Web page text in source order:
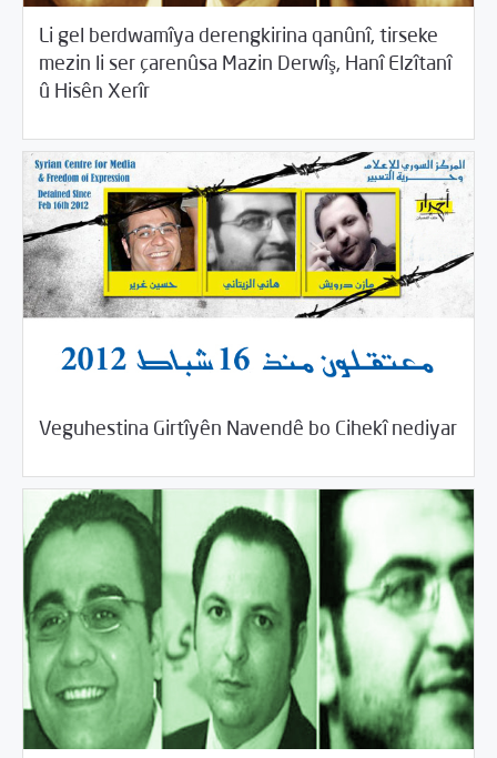
Li gel berdwamîya derengkirina qanûnî, tirseke
mezin li ser çarenûsa Mazin Derwîş, Hanî Elzîtanî
û Hisên Xerîr
13/2015 2015/ Beyannameyên SCMê
Veguhestina Girtîyên Navendê bo Cihekî nediyar